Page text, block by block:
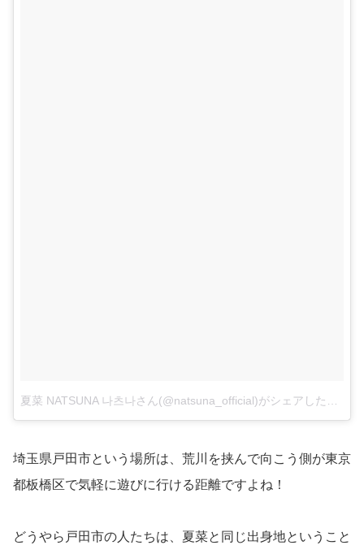
埼玉県戸田市という場所は、荒川を挟んで向こう側が東京
都板橋区で気軽に遊びに行ける距離ですよね！
どうやら戸田市の人たちは、夏菜と同じ出身地ということ